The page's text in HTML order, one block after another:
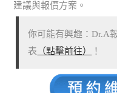
建議與報價方案。
你可能有興趣：Dr.A
表 （點擊前往） ！